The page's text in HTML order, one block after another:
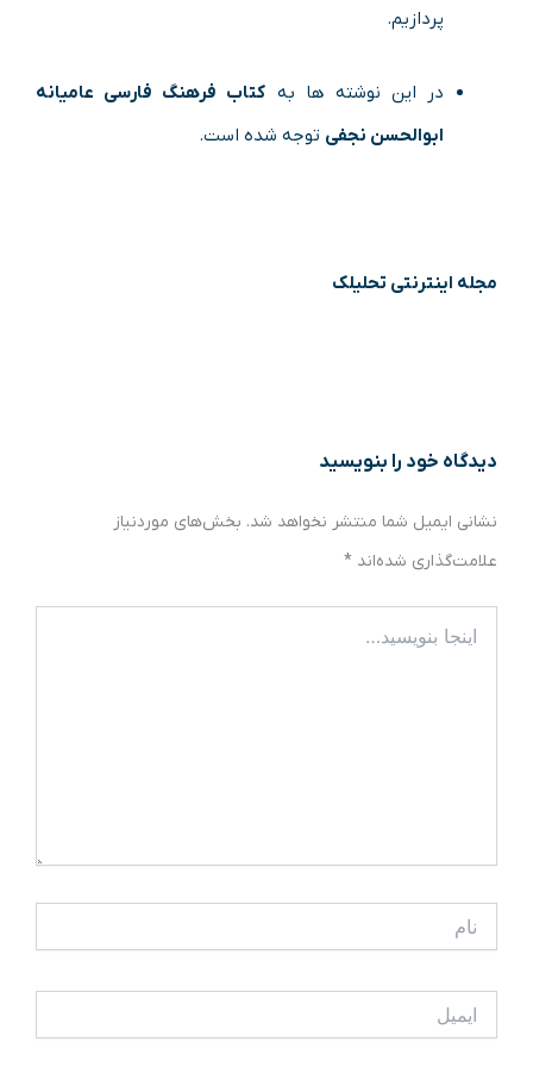
پردازیم.
در این نوشته ها به کتاب فرهنگ فارسی عامیانه
ابوالحسن نجفی توجه شده است.
مجله اینترنتی تحلیلک
دیدگاه‌ خود را بنویسید
نشانی ایمیل شما منتشر نخواهد شد. بخش‌های موردنیاز
علامت‌گذاری شده‌اند *
بنویسید…